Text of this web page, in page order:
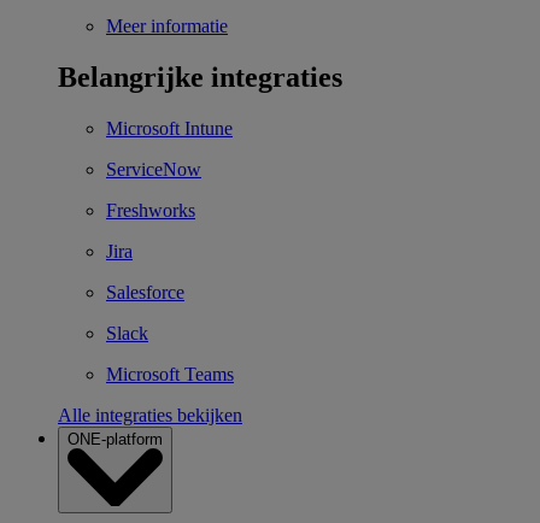
Meer informatie
Belangrijke integraties
Microsoft Intune
ServiceNow
Freshworks
Jira
Salesforce
Slack
Microsoft Teams
Alle integraties bekijken
ONE-platform